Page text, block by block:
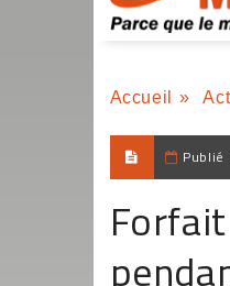
Accueil »
Publié